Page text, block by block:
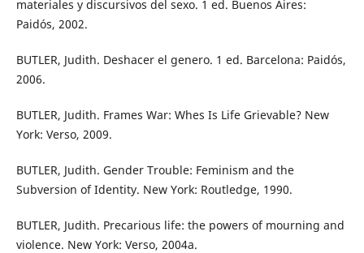
materiales y discursivos del sexo. 1 ed. Buenos Aires:
Paidós, 2002.
BUTLER, Judith. Deshacer el genero. 1 ed. Barcelona: Paidós,
2006.
BUTLER, Judith. Frames War: Whes Is Life Grievable? New
York: Verso, 2009.
BUTLER, Judith. Gender Trouble: Feminism and the
Subversion of Identity. New York: Routledge, 1990.
BUTLER, Judith. Precarious life: the powers of mourning and
violence. New York: Verso, 2004a.